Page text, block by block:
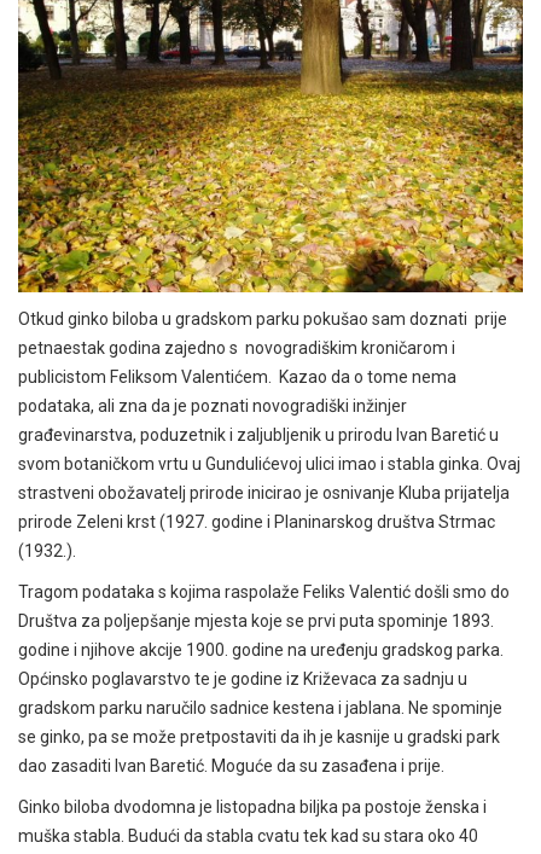
Otkud ginko biloba u gradskom parku pokušao sam doznati prije
petnaestak godina zajedno s novogradiškim kroničarom i
publicistom Feliksom Valentićem. Kazao da o tome nema
podataka, ali zna da je poznati novogradiški inžinjer
građevinarstva, poduzetnik i zaljubljenik u prirodu Ivan Baretić u
svom botaničkom vrtu u Gundulićevoj ulici imao i stabla ginka. Ovaj
strastveni obožavatelj prirode inicirao je osnivanje Kluba prijatelja
prirode Zeleni krst (1927. godine i Planinarskog društva Strmac
(1932.).
Tragom podataka s kojima raspolaže Feliks Valentić došli smo do
Društva za poljepšanje mjesta koje se prvi puta spominje 1893.
godine i njihove akcije 1900. godine na uređenju gradskog parka.
Općinsko poglavarstvo te je godine iz Križevaca za sadnju u
gradskom parku naručilo sadnice kestena i jablana. Ne spominje
se ginko, pa se može pretpostaviti da ih je kasnije u gradski park
dao zasaditi Ivan Baretić. Moguće da su zasađena i prije.
Ginko biloba dvodomna je listopadna biljka pa postoje ženska i
muška stabla. Budući da stabla cvatu tek kad su stara oko 40